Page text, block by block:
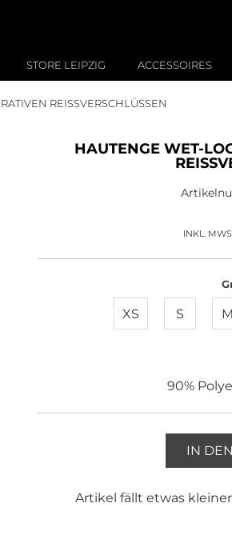
STORE LEIPZIG ACCESSOIRES
REISSVERSCHLÜSSEN
HAUTENGE WET-
INKL.
XS S M
90%
IN
Artikel fällt etwas